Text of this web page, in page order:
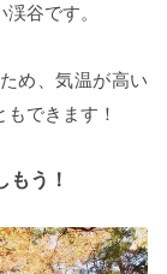
谷です。
め、気温が高い
できます！
う！